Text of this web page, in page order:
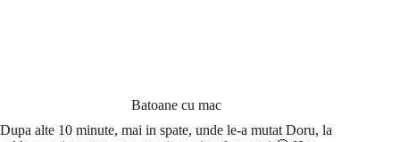
Batoane cu mac
Dupa alte 10 minute, mai in spate, unde le-a mutat Doru, la